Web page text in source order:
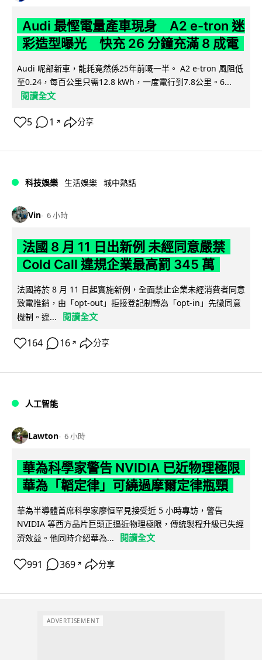
Audi 最慳電量產車現身 A2 e-tron 迷
彩造型曝光 快充 26 分鐘充滿 8 成電
Audi 呢部新車，能耗竟然係25年前嘅一半。 A2 e-tron 風阻低
至0.24，每百公里只需12.8 kWh，一度電行到7.8公里。6...
閱讀全文
5 1 ↗ 分享
科技娛樂 生活娛樂 城中熱話
Vin 6 小時
法國 8 月 11 日出新例 未經同意嚴禁
Cold Call 違規企業最高罰 345 萬
法國將於 8 月 11 日起實施新例，全面禁止企業未經消費者同意
致電推銷，由「opt-out」拒接登記制轉為「opt-in」先徵同意
機制。違...
閱讀全文
164 16 ↗ 分享
人工智能
Lawton 6 小時
華為科學家警告 NVIDIA 已近物理極限
華為「韜定律」可繞過摩爾定律瓶頸
華為半導體首席科學家廖恒罕見接受近 5 小時專訪，警告
NVIDIA 等西方晶片巨頭正逼近物理極限，傳統製程升級已失經
濟效益。他同時介紹華為...
閱讀全文
991 369 ↗ 分享
ADVERTISEMENT